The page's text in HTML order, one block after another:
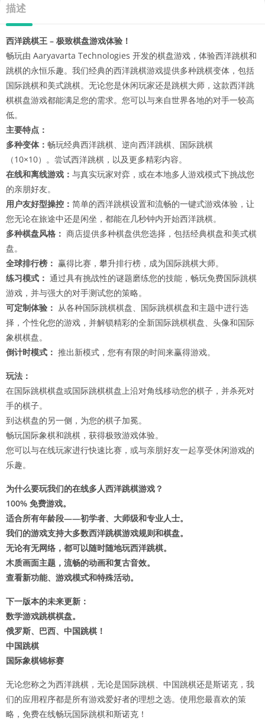
描述
西洋跳棋王 – 极致棋盘游戏体验！
畅玩由 Aaryavarta Technologies 开发的棋盘游戏，体验西洋跳棋和
跳棋的永恒乐趣。我们经典的西洋跳棋游戏提供多种跳棋变体，包括
国际跳棋和美式跳棋。无论您是休闲玩家还是跳棋大师，这款西洋跳
棋棋盘游戏都能满足您的需求。您可以与来自世界各地的对手一较高
低。
主要特点：
多种变体： 畅玩经典西洋跳棋、逆向西洋跳棋、国际跳棋
（10×10）。尝试西洋跳棋，以及更多精彩内容。
在线和离线游戏： 与真实玩家对弈，或在本地多人游戏模式下挑战您
的亲朋好友。
用户友好型操控： 简单的西洋跳棋设置和流畅的一键式游戏体验，让
您无论在旅途中还是闲坐，都能在几秒钟内开始西洋跳棋。
多种棋盘风格： 商店提供多种棋盘供您选择，包括经典棋盘和美式棋
盘。
全球排行榜： 赢得比赛，攀升排行榜，成为国际跳棋大师。
练习模式： 通过具有挑战性的谜题磨练您的技能，畅玩免费国际跳棋
游戏，并与强大的对手测试您的策略。
可定制体验： 从各种国际跳棋棋盘、国际跳棋棋盘和主题中进行选
择，个性化您的游戏，并解锁精彩的全新国际跳棋棋盘、头像和国际
象棋棋盘。
倒计时模式： 推出新模式，您有有限的时间来赢得游戏。
玩法：
在国际跳棋棋盘或国际跳棋棋盘上沿对角线移动您的棋子，并杀死对
手的棋子。
到达棋盘的另一侧，为您的棋子加冕。
畅玩国际象棋和跳棋，获得极致游戏体验。
您可以与在线玩家进行快速比赛，或与亲朋好友一起享受休闲游戏的
乐趣。
为什么要玩我们的在线多人西洋跳棋游戏？
100% 免费游戏。
适合所有年龄段——初学者、大师级和专业人士。
我们的游戏支持大多数西洋跳棋游戏规则和棋盘。
无论有无网络，都可以随时随地玩西洋跳棋。
木质画面主题，流畅的动画和复古音效。
查看新功能、游戏模式和特殊活动。
下一版本的未来更新：
数学游戏跳棋棋盘。
俄罗斯、巴西、中国跳棋！
中国跳棋
国际象棋锦标赛
无论您称之为西洋跳棋，无论是国际跳棋、中国跳棋还是斯诺克，我
们的应用程序都是所有游戏爱好者的理想之选。使用您最喜欢的策
略，免费在线畅玩国际跳棋和斯诺克！